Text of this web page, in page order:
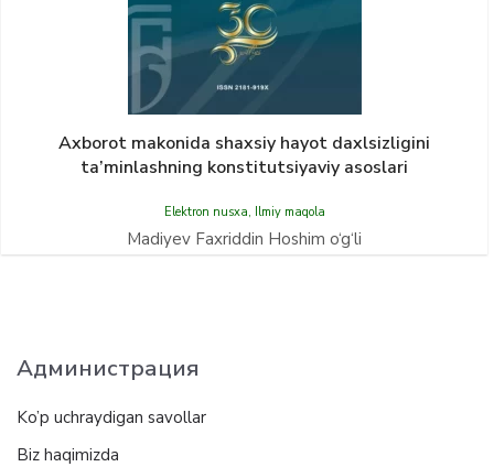
Axborot makonida shaxsiy hayot daxlsizligini
ta’minlashning konstitutsiyaviy asoslari
Elektron nusxa, Ilmiy maqola
Madiyev Faxriddin Hoshim o‘g‘li
Администрация
Ko’p uchraydigan savollar
Biz haqimizda